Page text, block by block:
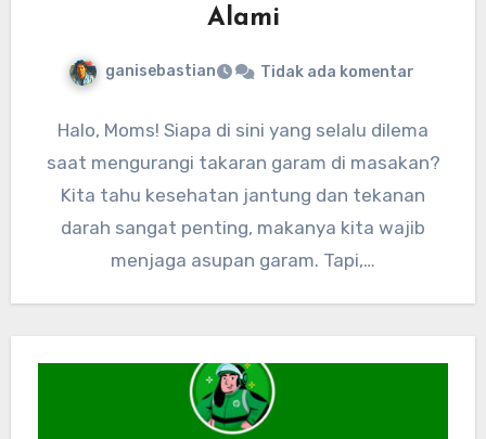
Alami
ganisebastian Tidak ada komentar
Halo, Moms! Siapa di sini yang selalu dilema
saat mengurangi takaran garam di masakan?
Kita tahu kesehatan jantung dan tekanan
darah sangat penting, makanya kita wajib
menjaga asupan garam. Tapi,…